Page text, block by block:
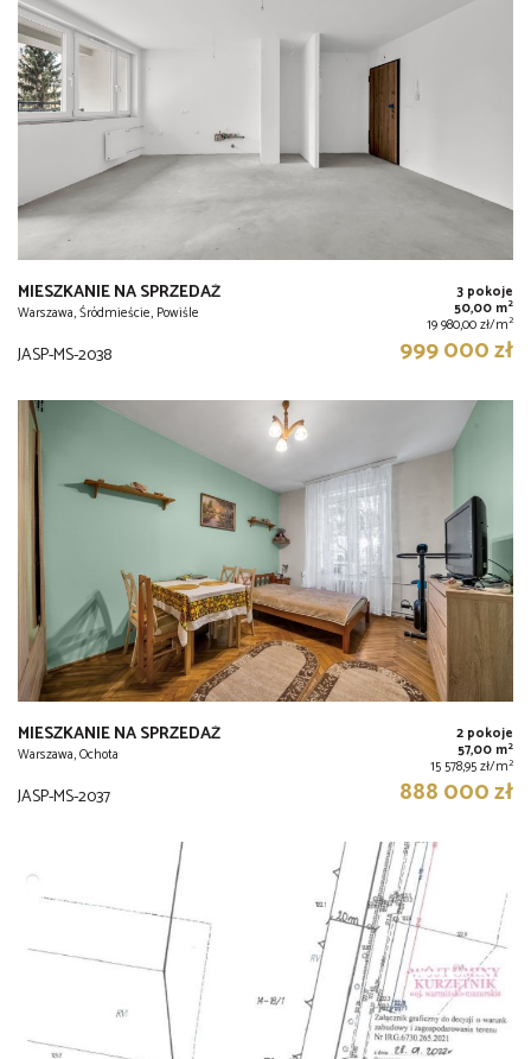
MIESZKANIE NA SPRZEDAŻ
Warszawa, Śródmieście, Powiśle
3 pokoje
50,00 m2
19 980,00 zł/m2
JASP-MS-2038 999 000 zł
MIESZKANIE NA SPRZEDAŻ
Warszawa, Ochota
2 pokoje
57,00 m2
15 578,95 zł/m2
JASP-MS-2037 888 000 zł